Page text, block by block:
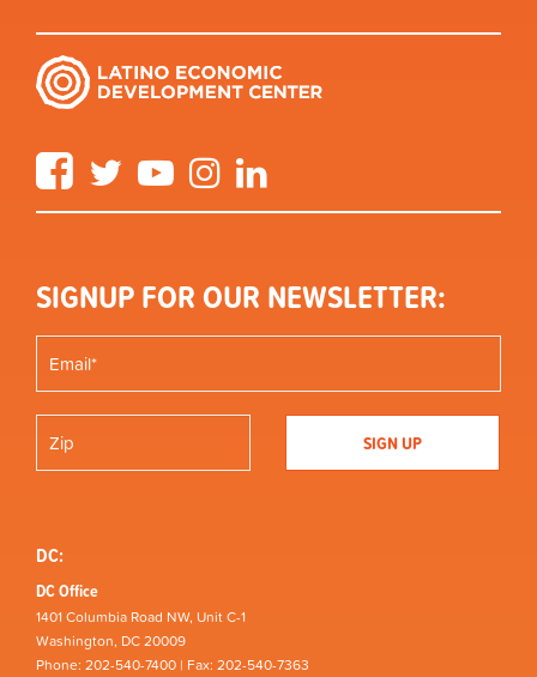
FacebookTwitter YouTube Instagram
SIGNUP FOR OUR NEWSLETTER:
DC:
DC Office
1401 Columbia Road NW, Unit C-1
Washington, DC 20009
Phone: 202-540-7400 | Fax: 202-540-7363